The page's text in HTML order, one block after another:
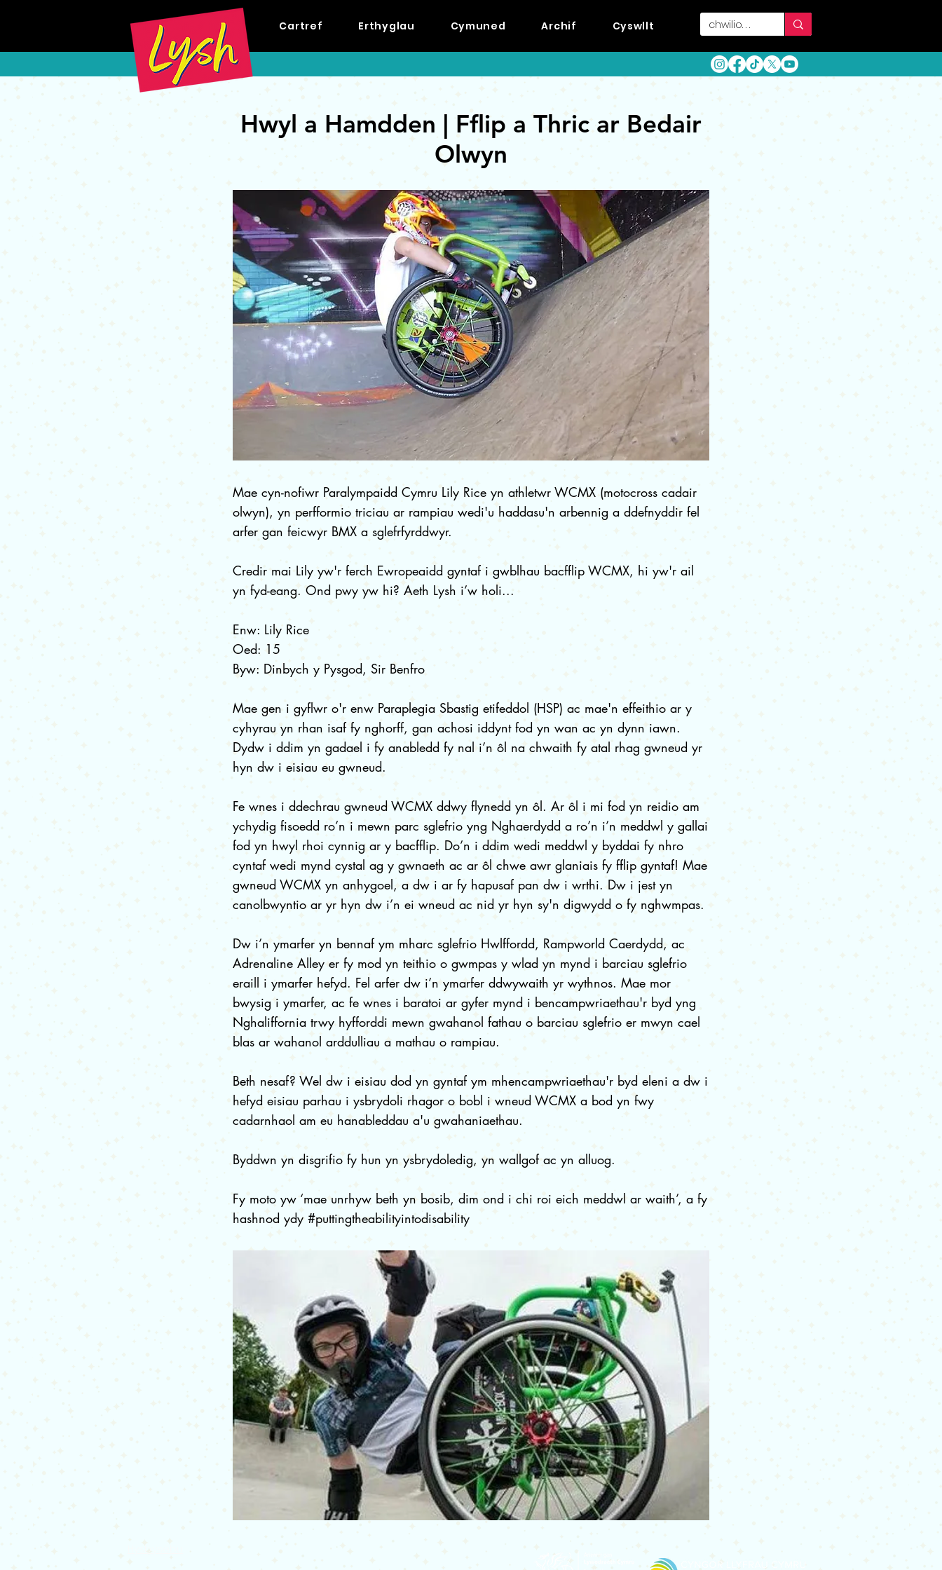
Cartref Erthyglau Cymuned Archif Cyswllt
Hwyl a Hamdden | Fflip a Thric ar Bedair
Olwyn
Mae cyn-nofiwr Paralympaidd Cymru Lily Rice yn athletwr WCMX (motocross cadair
olwyn), yn perfformio triciau ar rampiau wedi'u haddasu'n arbennig a ddefnyddir fel
arfer gan feicwyr BMX a sglefrfyrddwyr.
Credir mai Lily yw'r ferch Ewropeaidd gyntaf i gwblhau bacfflip WCMX, hi yw'r ail
yn fyd-eang. Ond pwy yw hi? Aeth Lysh i’w holi...
Enw: Lily Rice
Oed: 15
Byw: Dinbych y Pysgod, Sir Benfro
Mae gen i gyflwr o'r enw Paraplegia Sbastig etifeddol (HSP) ac mae'n effeithio ar y
cyhyrau yn rhan isaf fy nghorff, gan achosi iddynt fod yn wan ac yn dynn iawn.
Dydw i ddim yn gadael i fy anabledd fy nal i’n ôl na chwaith fy atal rhag gwneud yr
hyn dw i eisiau eu gwneud.
Fe wnes i ddechrau gwneud WCMX ddwy flynedd yn ôl. Ar ôl i mi fod yn reidio am
ychydig fisoedd ro’n i mewn parc sglefrio yng Nghaerdydd a ro’n i’n meddwl y gallai
fod yn hwyl rhoi cynnig ar y bacfflip. Do’n i ddim wedi meddwl y byddai fy nhro
cyntaf wedi mynd cystal ag y gwnaeth ac ar ôl chwe awr glaniais fy fflip gyntaf! Mae
gwneud WCMX yn anhygoel, a dw i ar fy hapusaf pan dw i wrthi. Dw i jest yn
canolbwyntio ar yr hyn dw i’n ei wneud ac nid yr hyn sy'n digwydd o fy nghwmpas.
Dw i’n ymarfer yn bennaf ym mharc sglefrio Hwlffordd, Rampworld Caerdydd, ac
Adrenaline Alley er fy mod yn teithio o gwmpas y wlad yn mynd i barciau sglefrio
eraill i ymarfer hefyd. Fel arfer dw i’n ymarfer ddwywaith yr wythnos. Mae mor
bwysig i ymarfer, ac fe wnes i baratoi ar gyfer mynd i bencampwriaethau'r byd yng
Nghaliffornia trwy hyfforddi mewn gwahanol fathau o barciau sglefrio er mwyn cael
blas ar wahanol arddulliau a mathau o rampiau.
Beth nesaf? Wel dw i eisiau dod yn gyntaf ym mhencampwriaethau'r byd eleni a dw i
hefyd eisiau parhau i ysbrydoli rhagor o bobl i wneud WCMX a bod yn fwy
cadarnhaol am eu hanableddau a'u gwahaniaethau.
Byddwn yn disgrifio fy hun yn ysbrydoledig, yn wallgof ac yn alluog.
Fy moto yw ‘mae unrhyw beth yn bosib, dim ond i chi roi eich meddwl ar waith’, a fy
hashnod ydy #puttingtheabilityintodisability